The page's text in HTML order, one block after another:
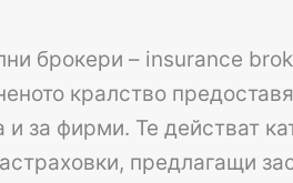
брокери – insurance
кралство
и за фирми. Те действат
предлагащи